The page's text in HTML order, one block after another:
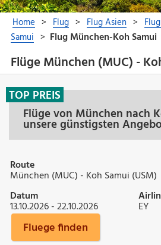
Flüge München (MUC) -
Flüge von München nach
unsere günstigsten
TOP PREIS
Route
München (MUC) - Koh Samui (USM)
Datum
13.10.2026 - 22.10.2026 EY
Fluege finden